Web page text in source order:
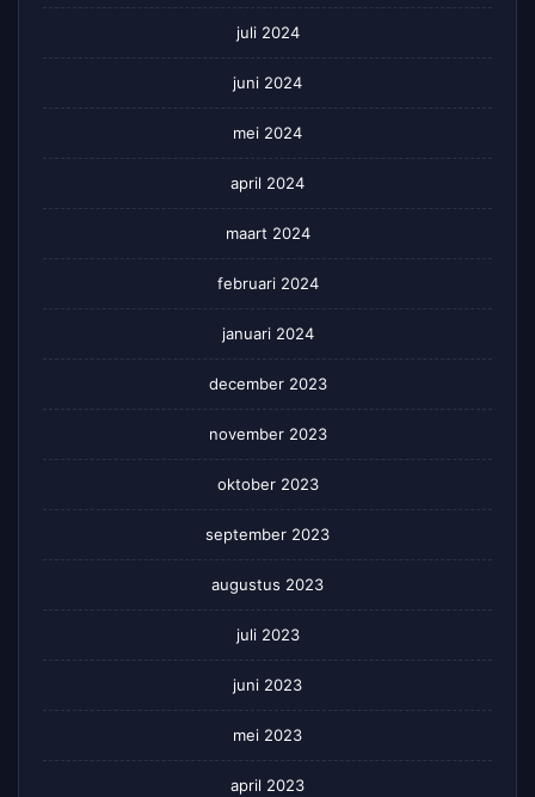
juli 2024
juni 2024
mei 2024
april 2024
maart 2024
februari 2024
januari 2024
december 2023
november 2023
oktober 2023
september 2023
augustus 2023
juli 2023
juni 2023
mei 2023
april 2023